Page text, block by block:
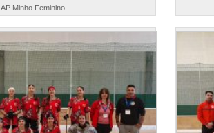
AP Minho Feminino